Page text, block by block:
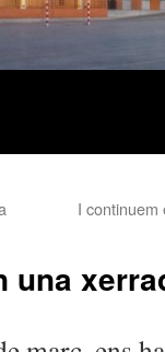
I continuem
una